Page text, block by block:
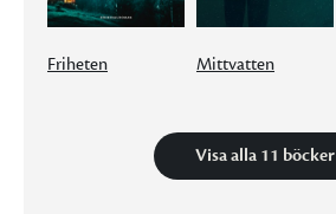
Friheten Mittvatten
Visa alla 11 böcker